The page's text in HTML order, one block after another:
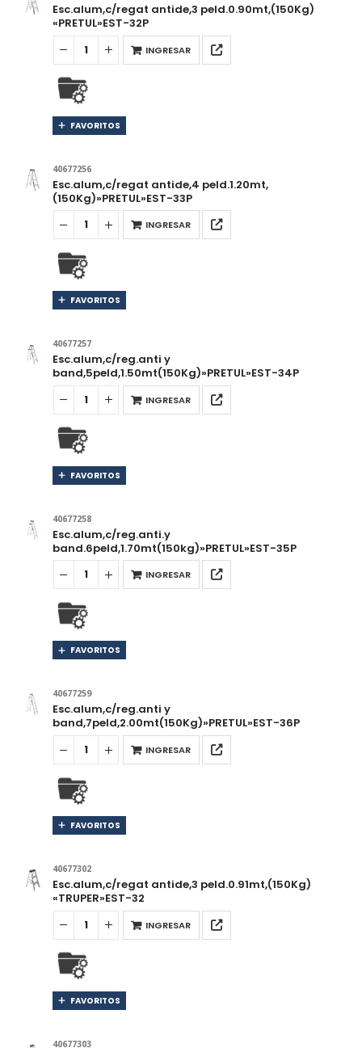
Esc.alum,c/regat antide,3 peld.0.90mt,(150Kg)
«PRETUL»EST-32P
INGRESAR
FAVORITOS
40677256
Esc.alum,c/regat antide,4 peld.1.20mt,
(150Kg)»PRETUL»EST-33P
INGRESAR
FAVORITOS
40677257
Esc.alum,c/reg.anti y
band,5peld,1.50mt(150Kg)»PRETUL»EST-34P
INGRESAR
FAVORITOS
40677258
Esc.alum,c/reg.anti.y
band.6peld,1.70mt(150kg)»PRETUL»EST-35P
INGRESAR
FAVORITOS
40677259
Esc.alum,c/reg.anti y
band,7peld,2.00mt(150Kg)»PRETUL»EST-36P
INGRESAR
FAVORITOS
40677302
Esc.alum,c/regat antide,3 peld.0.91mt,(150Kg)
«TRUPER»EST-32
INGRESAR
FAVORITOS
40677303